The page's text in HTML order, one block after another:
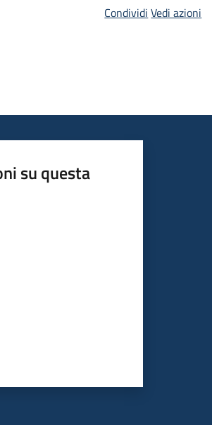
Condividi Vedi azioni
su questa